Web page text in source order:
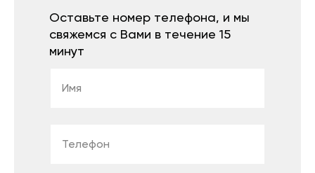
Оставьте номер телефона, и мы
свяжемся с Вами в течение 15
минут